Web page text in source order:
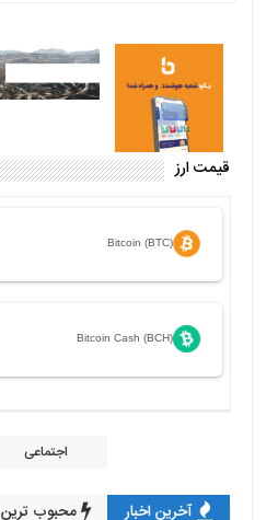
قیمت ارز
Bitcoin (BTC)
Bitcoin Cash (BCH)
اجتماعی
آخرین اخبار محبوب ترین